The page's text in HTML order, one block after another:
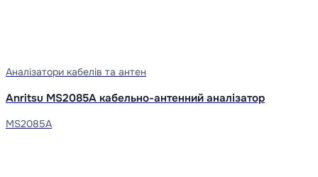
Аналізатори кабелів та антен
Anritsu MS2085A кабельно-антенний аналізатор
MS2085A